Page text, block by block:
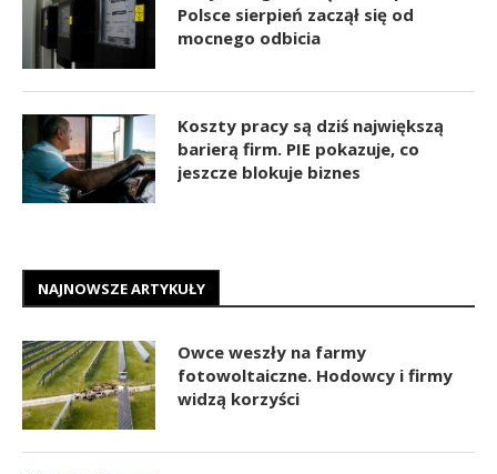
Polsce sierpień zaczął się od
mocnego odbicia
Koszty pracy są dziś największą
barierą firm. PIE pokazuje, co
jeszcze blokuje biznes
NAJNOWSZE ARTYKUŁY
Owce weszły na farmy
fotowoltaiczne. Hodowcy i firmy
widzą korzyści